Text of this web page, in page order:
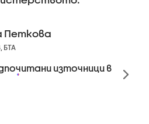
Петкова
БТА
източници в